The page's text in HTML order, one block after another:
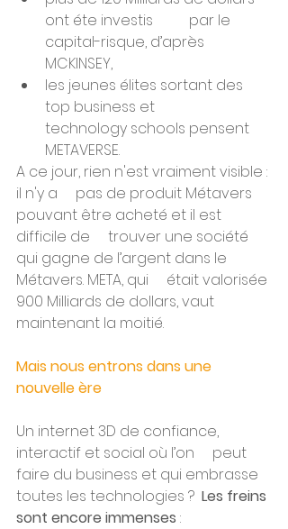
ont éte investis          par le
capital-risque, d’après
MCKINSEY,
les jeunes élites sortant des
top business et
technology schools pensent
METAVERSE.
A ce jour, rien n'est vraiment visible :
il n'y a     pas de produit Métavers
pouvant être acheté et il est
difficile de     trouver une société
qui gagne de l’argent dans le
Métavers. META, qui     était valorisée
900 Milliards de dollars, vaut
maintenant la moitié.
Mais nous entrons dans une
nouvelle ère
Un internet 3D de confiance,
interactif et social où l’on     peut
faire du business et qui embrasse
toutes les technologies ? Les freins
sont encore immenses :